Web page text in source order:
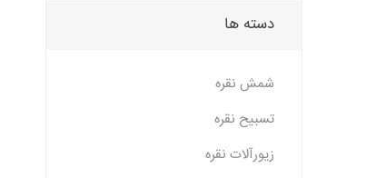
دسته ها
شمش نقره
تسبیح نقره
زیورآلات نقره